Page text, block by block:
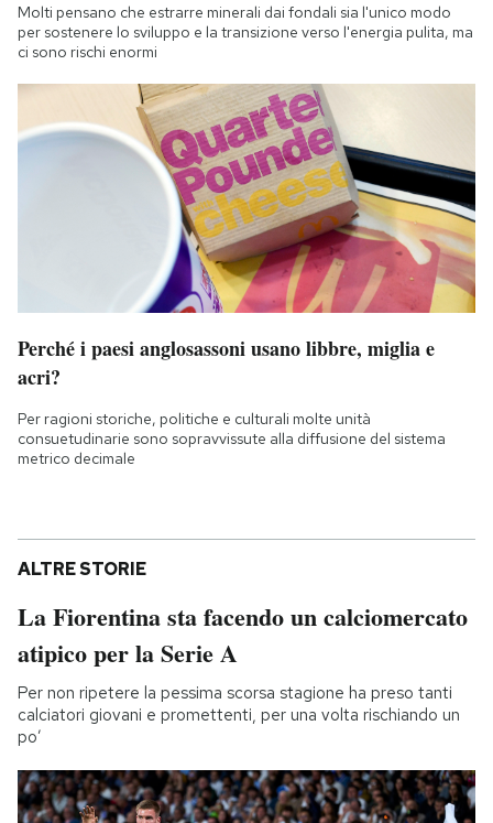
Molti pensano che estrarre minerali dai fondali sia l'unico modo
per sostenere lo sviluppo e la transizione verso l'energia pulita, ma
ci sono rischi enormi
Perché i paesi anglosassoni usano libbre, miglia e
acri?
Per ragioni storiche, politiche e culturali molte unità
consuetudinarie sono sopravvissute alla diffusione del sistema
metrico decimale
ALTRE STORIE
La Fiorentina sta facendo un calciomercato
atipico per la Serie A
Per non ripetere la pessima scorsa stagione ha preso tanti
calciatori giovani e promettenti, per una volta rischiando un
po’